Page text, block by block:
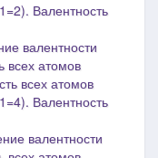
Валентность
валентности
всех атомов
всех атомов
Валентность
валентности